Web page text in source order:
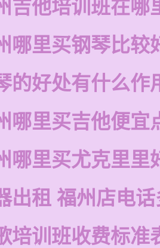
吉他培训班在哪
哪里买钢琴比较
的好处有什么作
哪里买吉他便宜
哪里买尤克里里
出租 福州店电
培训班收费标准